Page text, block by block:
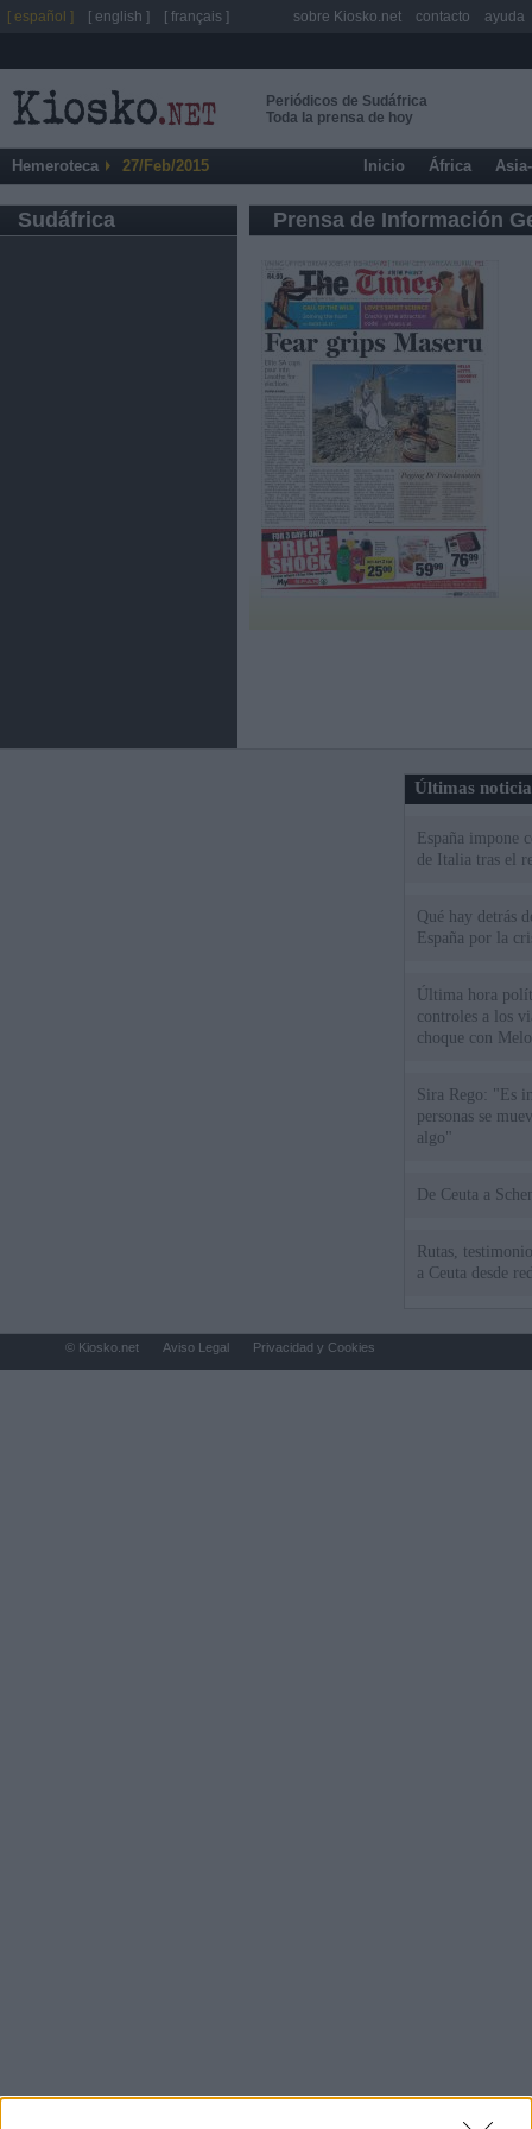
Periódicos de Sudáfrica
Toda la prensa de hoy
Hemeroteca 27/Feb/2015 Inicio África
Sudáfrica Prensa de Información
Últimas
España impone
de Italia tras el
Qué hay detrás
España por la
Última hora
controles a los
choque con
Sira Rego: "Es
personas se
algo"
De
Rutas,
a Ceuta desde
[ español ] [ english ] [ français ] sobre Kiosko.net contacto ayuda
© Kiosko.net Aviso Legal Privacidad y Cookies